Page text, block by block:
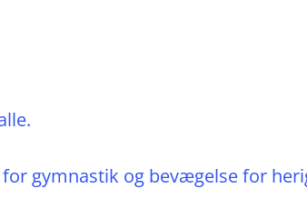
gymnastik og bevægelse for